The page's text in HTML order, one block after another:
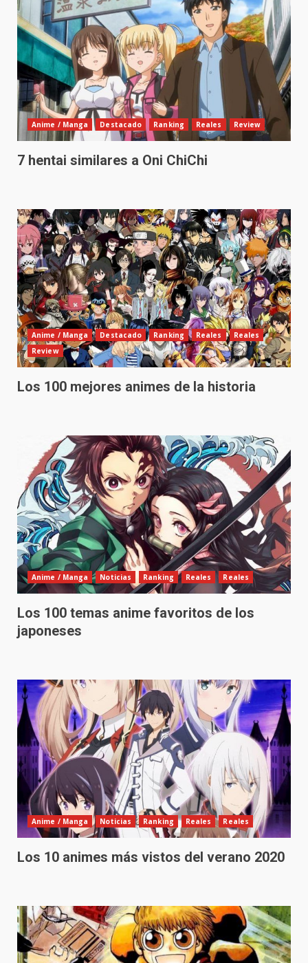
Anime / Manga Destacado Ranking Reales Review
7 hentai similares a Oni ChiChi
Anime / Manga Destacado Ranking Reales
Reales
Review
Los 100 mejores animes de la historia
Anime / Manga Noticias Ranking Reales Reales
Los 100 temas anime favoritos de los
japoneses
Anime / Manga Noticias Ranking Reales Reales
Los 10 animes más vistos del verano 2020